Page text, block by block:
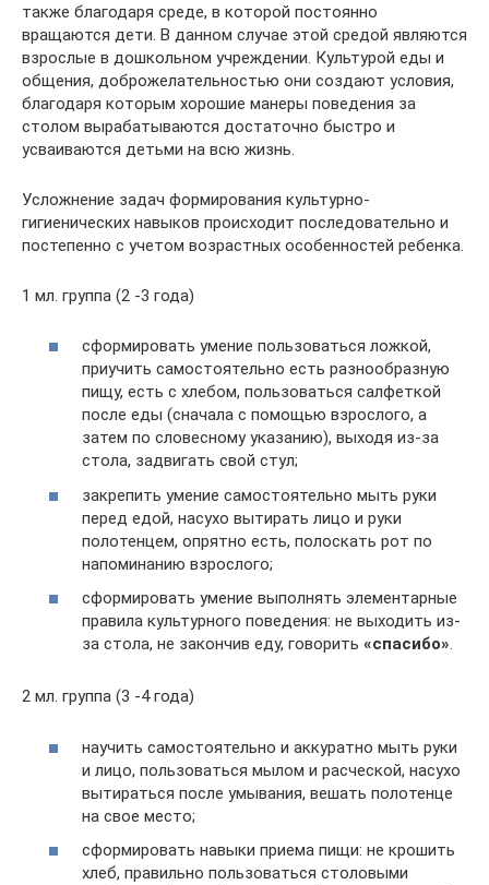
также благодаря среде, в которой постоянно
вращаются дети. В данном случае этой средой являются
взрослые в дошкольном учреждении. Культурой еды и
общения, доброжелательностью они создают условия,
благодаря которым хорошие манеры поведения за
столом вырабатываются достаточно быстро и
усваиваются детьми на всю жизнь.
Усложнение задач формирования культурно-
гигиенических навыков происходит последовательно и
постепенно с учетом возрастных особенностей ребенка.
1 мл. группа (2 -3 года)
сформировать умение пользоваться ложкой,
приучить самостоятельно есть разнообразную
пищу, есть с хлебом, пользоваться салфеткой
после еды (сначала с помощью взрослого, а
затем по словесному указанию), выходя из-за
стола, задвигать свой стул;
закрепить умение самостоятельно мыть руки
перед едой, насухо вытирать лицо и руки
полотенцем, опрятно есть, полоскать рот по
напоминанию взрослого;
сформировать умение выполнять элементарные
правила культурного поведения: не выходить из-
за стола, не закончив еду, говорить «спасибо».
2 мл. группа (3 -4 года)
научить самостоятельно и аккуратно мыть руки
и лицо, пользоваться мылом и расческой, насухо
вытираться после умывания, вешать полотенце
на свое место;
сформировать навыки приема пищи: не крошить
хлеб, правильно пользоваться столовыми